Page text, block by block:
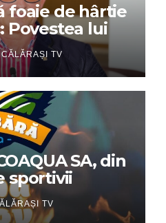
foaie de hârtie
Povestea lui
CĂLĂRAȘI TV
SA, din
sportivii
„Prima
TV